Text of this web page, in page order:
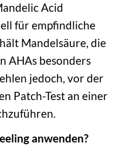
Acid
für empfindliche
Mandelsäure, die
AHAs besonders
jedoch, vor der
Patch-Test an einer
anwenden?